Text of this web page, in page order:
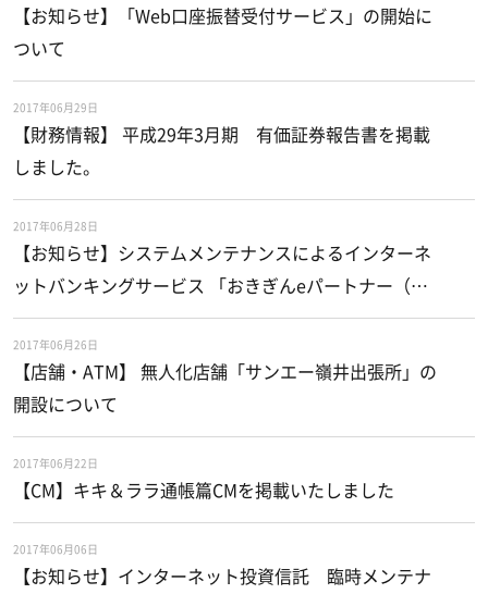
【お知らせ】「Web口座振替受付サービス」の開始に
ついて
2017年06月29日
【財務情報】 平成29年3月期 有価証券報告書を掲載
しました。
2017年06月28日
【お知らせ】システムメンテナンスによるインターネ
ットバンキングサービス 「おきぎんeパートナー（個
人）及びインターネット投資信託」サービス休止のお
知らせ
2017年06月26日
【店舗・ATM】 無人化店舗「サンエー嶺井出張所」の
開設について
2017年06月22日
【CM】キキ＆ララ通帳篇CMを掲載いたしました
2017年06月06日
【お知らせ】インターネット投資信託 臨時メンテナ